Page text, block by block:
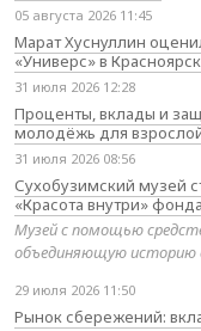
05 августа 2026 11:45
Марат Хуснуллин
«Универс» в
31 июля 2026 12:28
Проценты, вклады и
молодёжь для
31 июля 2026 08:56
Сухобузимский музей
«Красота внутри»
Музей с помощью
объединяющую историю
29 июля 2026 11:50
Рынок сбережений: